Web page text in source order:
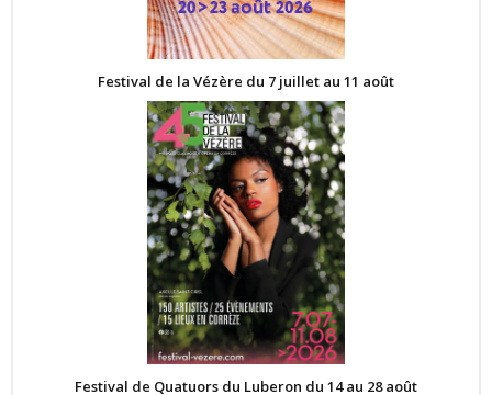
Festival de la Vézère du 7 juillet au 11 août
Festival de Quatuors du Luberon du 14 au 28 août